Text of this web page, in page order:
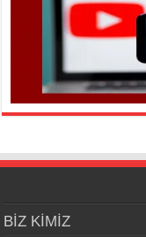
BİZ KİMİZ